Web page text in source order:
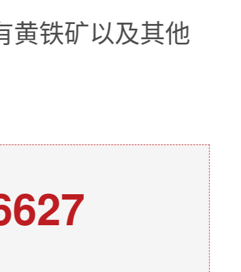
黄铁矿以及其他